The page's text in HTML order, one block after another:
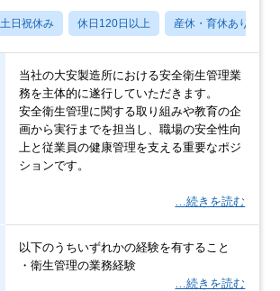
土日祝休み 休日120日以上 産休・育休あり
当社の大安製造所における安全衛生管理業
務を主体的に遂行していただきます。
安全衛生管理に関する取り組みや教育の企
画から実行までを担当し、職場の安全性向
上と従業員の健康管理を支える重要なポジ
ションです。
…続きを読む
以下のうちいずれかの経験を有すること
・衛生管理の業務経験
…続きを読む